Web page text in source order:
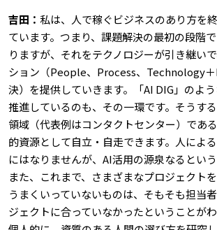
吉田： 私は、人で稼ぐビジネスのあり方を
ています。つまり、課題解決の最初の段階
りますが、それをテクノロジーが引き継い
ション（People、Process、Technology
決）を提供していきます。「AI DIG」のよ
推進しているのも、その一環です。そうす
領域（代表例はコンタクトセンター）であ
的資源として自立・自走できます。人によ
にはなりませんが、AI活用の源泉なるという
また、これまで、さまざまなプロジェクトを
うまくいっていないものは、そもそも担当
ジェクトに合っていなかったということがわ